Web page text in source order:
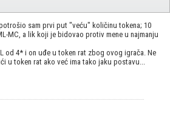
sam prvi put "veću" količinu tokena; 10
MC, a lik koji je bidovao protiv mene u najmanju
od 4* i on uđe u token rat zbog ovog igrača. Ne
u token rat ako već ima tako jaku postavu...